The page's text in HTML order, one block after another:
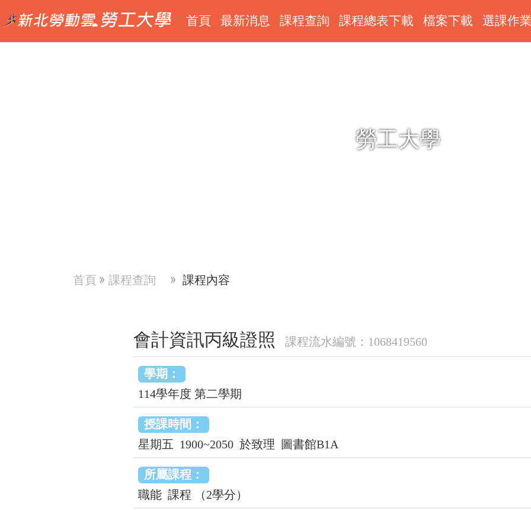
主
要
新
北
勞
勞
工
大
首頁 最新消息 課程查詢 課程總表下載 檔案下載 選課作
勞工大學
首頁 課程查詢 課程內容
會計資訊丙級證照課程流水編號：1068419560
學期：
114學年度 第二學期
授課時間：
星期五 1900~2050 於致理 圖書館B1A
所屬課程：
職能 課程 （2學分）